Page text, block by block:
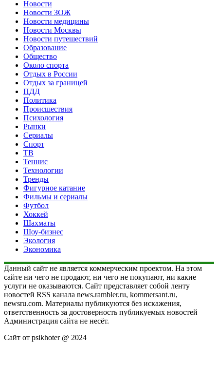
Новости
Новости ЗОЖ
Новости медицины
Новости Москвы
Новости путешествий
Образование
Общество
Около спорта
Отдых в России
Отдых за границей
ПДД
Политика
Происшествия
Психология
Рынки
Сериалы
Спорт
ТВ
Теннис
Технологии
Тренды
Фигурное катание
Фильмы и сериалы
Футбол
Хоккей
Шахматы
Шоу-бизнес
Экология
Экономика
Данный сайт не является коммерческим проектом. На этом
сайте ни чего не продают, ни чего не покупают, ни какие
услуги не оказываются. Сайт представляет собой ленту
новостей RSS канала news.rambler.ru, kommersant.ru,
newsru.com. Материалы публикуются без искажения,
ответственность за достоверность публикуемых новостей
Администрация сайта не несёт.
Сайт от psikhoter @ 2024